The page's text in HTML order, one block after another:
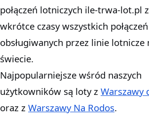
połączeń lotniczych ile-trwa-lot.pl
wkrótce czasy wszystkich połączeń
obsługiwanych przez linie lotnicze
świecie.
Najpopularniejsze wśród naszych
użytkowników są loty z Warszawy
oraz z Warszawy Na Rodos.